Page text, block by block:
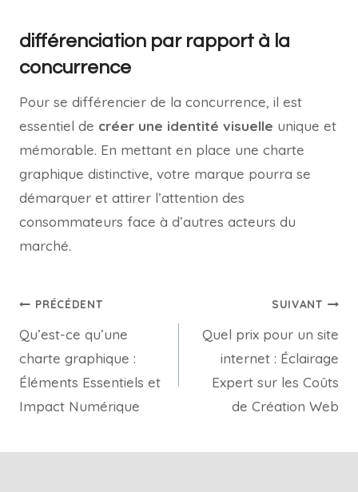
différenciation par rapport à la
concurrence
Pour se différencier de la concurrence, il est
essentiel de créer une identité visuelle unique et
mémorable. En mettant en place une charte
graphique distinctive, votre marque pourra se
démarquer et attirer l’attention des
consommateurs face à d’autres acteurs du
marché.
PRÉCÉDENT
Qu’est-ce qu’une
charte graphique :
Éléments Essentiels et
Impact Numérique
SUIVANT
Quel prix pour un site
internet : Éclairage
Expert sur les Coûts
de Création Web